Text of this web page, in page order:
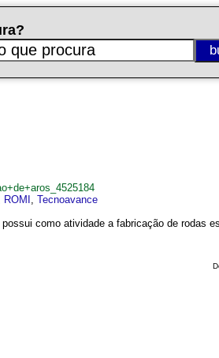
ROMI , Tecnoavance
como atividade a fabricação de rodas